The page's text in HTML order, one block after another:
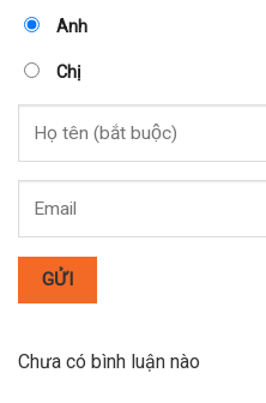
Anh
Chị
GỬI
Chưa có bình luận nào